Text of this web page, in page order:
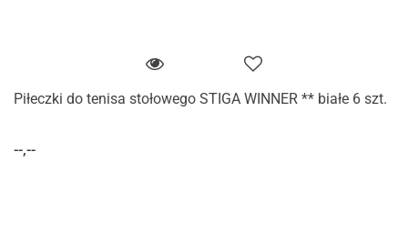
Piłeczki do tenisa stołowego STIGA WINNER ** białe 6 szt.
--,--